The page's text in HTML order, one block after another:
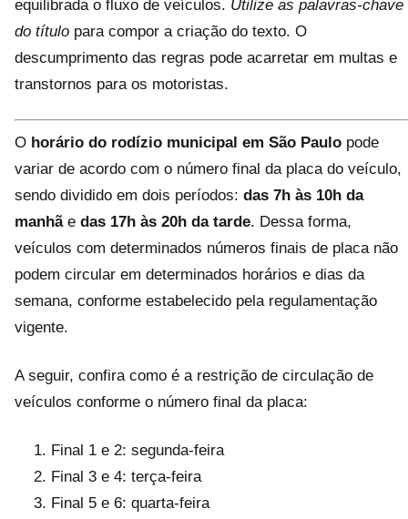
equilibrada o fluxo de veículos. Utilize as palavras-chave
do título para compor a criação do texto. O
descumprimento das regras pode acarretar em multas e
transtornos para os motoristas.
O horário do rodízio municipal em São Paulo pode
variar de acordo com o número final da placa do veículo,
sendo dividido em dois períodos: das 7h às 10h da
manhãe das 17h às 20h da tarde. Dessa forma,
veículos com determinados números finais de placa não
podem circular em determinados horários e dias da
semana, conforme estabelecido pela regulamentação
vigente.
A seguir, confira como é a restrição de circulação de
veículos conforme o número final da placa:
Final 1 e 2: segunda-feira
Final 3 e 4: terça-feira
Final 5 e 6: quarta-feira